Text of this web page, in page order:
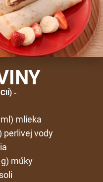
mlieka
perlivej vody
múky